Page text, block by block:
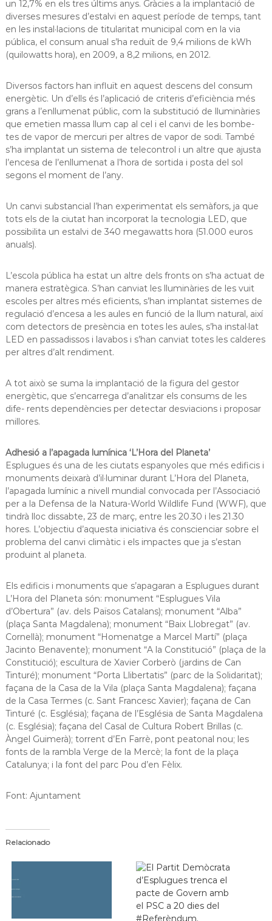
a
t
un 12,7% en els tres últims anys. Gràcies a la implantació de
diverses mesures d’estalvi en aquest període de temps, tant
en les instal·lacions de titularitat municipal com en la via
pública, el consum anual s’ha reduït de 9,4 milions de kWh
(quilowatts hora), en 2009, a 8,2 milions, en 2012.
Diversos factors han influït en aquest descens del consum
energètic. Un d’ells és l’aplicació de criteris d’eficiència més
grans a l’enllumenat públic, com la substitució de lluminàries
que emetien massa llum cap al cel i el canvi de les bombe-
tes de vapor de mercuri per altres de vapor de sodi. També
s’ha implantat un sistema de telecontrol i un altre que ajusta
l’encesa de l’enllumenat a l’hora de sortida i posta del sol
segons el moment de l’any.
Un canvi substancial l’han experimentat els semàfors, ja que
tots els de la ciutat han incorporat la tecnologia LED, que
possibilita un estalvi de 340 megawatts hora (51.000 euros
anuals).
L’escola pública ha estat un altre dels fronts on s’ha actuat de
manera estratègica. S’han canviat les lluminàries de les vuit
escoles per altres més eficients, s’han implantat sistemes de
regulació d’encesa a les aules en funció de la llum natural, així
com detectors de presència en totes les aules, s’ha instal·lat
LED en passadissos i lavabos i s’han canviat totes les calderes
per altres d’alt rendiment.
A tot això se suma la implantació de la figura del gestor
energètic, que s’encarrega d’analitzar els consums de les
dife- rents dependències per detectar desviacions i proposar
millores.
Adhesió a l’apagada lumínica ‘L’Hora del Planeta’
Esplugues és una de les ciutats espanyoles que més edificis i
monuments deixarà d’il·luminar durant L’Hora del Planeta,
l’apagada lumínic a nivell mundial convocada per l’Associació
per a la Defensa de la Natura-World Wildlife Fund (WWF), que
tindrà lloc dissabte, 23 de març, entre les 20.30 i les 21.30
hores. L’objectiu d’aquesta iniciativa és conscienciar sobre el
problema del canvi climàtic i els impactes que ja s’estan
produint al planeta.
Els edificis i monuments que s’apagaran a Esplugues durant
L’Hora del Planeta són: monument “Esplugues Vila
d’Obertura” (av. dels Països Catalans); monument “Alba”
(plaça Santa Magdalena); monument “Baix Llobregat” (av.
Cornellà); monument “Homenatge a Marcel Martí” (plaça
Jacinto Benavente); monument “A la Constitució” (plaça de la
Constitució); escultura de Xavier Corberò (jardins de Can
Tinturé); monument “Porta Llibertatis” (parc de la Solidaritat);
façana de la Casa de la Vila (plaça Santa Magdalena); façana
de la Casa Termes (c. Sant Francesc Xavier); façana de Can
Tinturé (c. Església); façana de l’Església de Santa Magdalena
(c. Església); façana del Casal de Cultura Robert Brillas (c.
Àngel Guimerà); torrent d’En Farrè, pont peatonal nou; les
fonts de la rambla Verge de la Mercè; la font de la plaça
Catalunya; i la font del parc Pou d’en Fèlix.
Font: Ajuntament
Relacionado